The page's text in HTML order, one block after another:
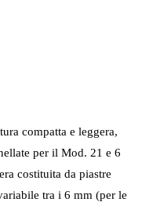
compatta e leggera,
per il Mod. 21 e 6
costituita da piastre
tra i 6 mm (per le